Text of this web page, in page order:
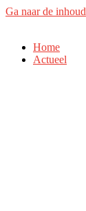
Ga naar de inhoud
Home
Actueel